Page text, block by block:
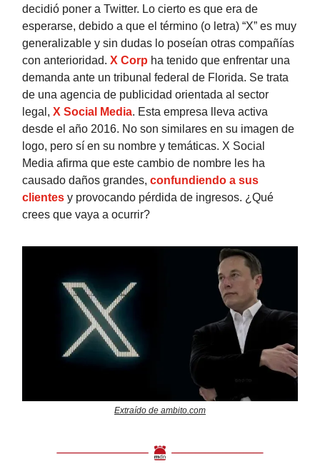
decidió poner a Twitter. Lo cierto es que era de
esperarse, debido a que el término (o letra) “X” es muy
generalizable y sin dudas lo poseían otras compañías
con anterioridad. X Corp ha tenido que enfrentar una
demanda ante un tribunal federal de Florida. Se trata
de una agencia de publicidad orientada al sector
legal, X Social Media. Esta empresa lleva activa
desde el año 2016. No son similares en su imagen de
logo, pero sí en su nombre y temáticas. X Social
Media afirma que este cambio de nombre les ha
causado daños grandes, confundiendo a sus
clientes y provocando pérdida de ingresos. ¿Qué
crees que vaya a ocurrir?
Extraído de ambito.com